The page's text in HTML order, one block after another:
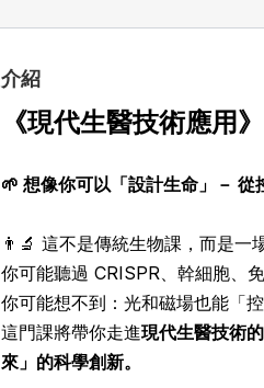
介紹
《現代生醫技術應用》
🌱 想像你可以「設計生命」－ 從
👨‍🔬 這不是傳統生物課，而是一
你可能聽過 CRISPR、幹細胞、
你可能想不到：光和磁場也能「
這門課將帶你走進現代生醫技術
來」的科學創新。